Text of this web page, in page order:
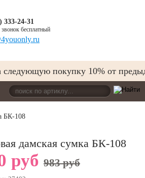
333-24-31
бесплатный
следующую покупку 10% от
БК-108
дамская сумка БК-108
руб 983 руб